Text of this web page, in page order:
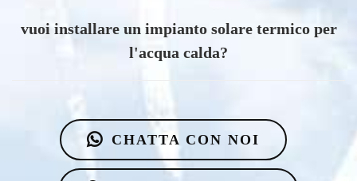
vuoi scoprire i vantaggi di un impianto eolico?
CHATTA CON NOI
VIENI A TROVARCI